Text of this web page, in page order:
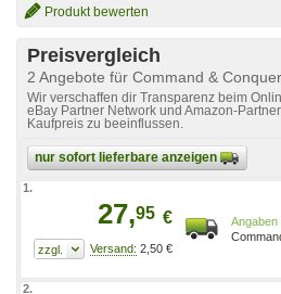
Produkt bewerten
Preisvergleich
2 Angebote für Command &
Wir verschaffen dir Transparenz beim
eBay Partner Network und Amazon-
Kaufpreis zu beeinflussen.
nur sofort lieferbare anzeigen
1.
27,95 €
2,50 €
2.